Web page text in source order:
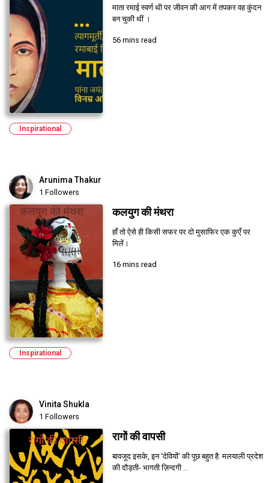
माता रमाई स्वर्ण थी पर जीवन की आग में तपकर वह कुंदन
बन चुकी थीं ।
56 mins read
Inspirational
Arunima Thakur
1 Followers
कलयुग की मंथरा
हाँ तो ऐसे ही किसी सफर पर दो मुसाफिर एक कुएँ पर
मिलें।
16 mins read
Inspirational
Vinita Shukla
1 Followers
रागों की वापसी
बावजूद इसके, इन ‘देवियों’ की पूछ बहुत है. मलयाली प्रदेश
की दौड़ती- भागती ज़िन्दगी ...